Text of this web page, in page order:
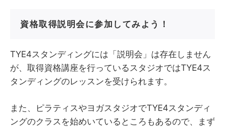
資格取得説明会に参加してみよう！
TYE4スタンディングには「説明会」は存在しません
が、取得資格講座を行っているスタジオではTYE4ス
タンディングのレッスンを受けられます。
また、ピラティスやヨガスタジオでTYE4スタンディ
ングのクラスを始めいているところもあるので、まず